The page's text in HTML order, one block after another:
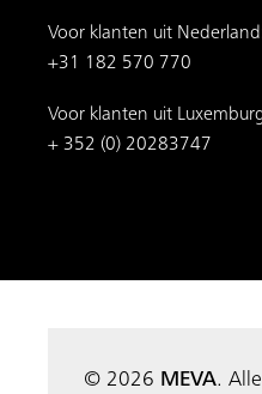
Voor klanten uit
+31 182 570 770
Voor klanten uit
+ 352 (0) 20283747
© 2026 MEVA.